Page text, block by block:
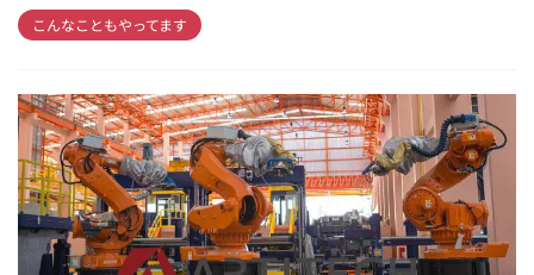
こんなこともやってます